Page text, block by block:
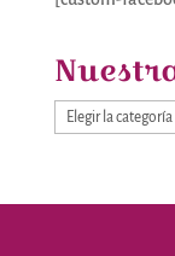
Nuestras